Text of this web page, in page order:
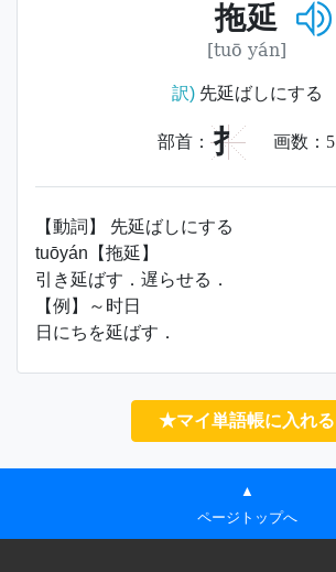
拖延
[tuō yán]
訳)先延ばしにする
部首： 扌 画数： 5
【動詞】 先延ばしにする
tuōyán【拖延】
引き延ばす．遅らせる．
【例】～时日
日にちを延ばす．
★マイ単語帳に入れる
▲
ページトップへ